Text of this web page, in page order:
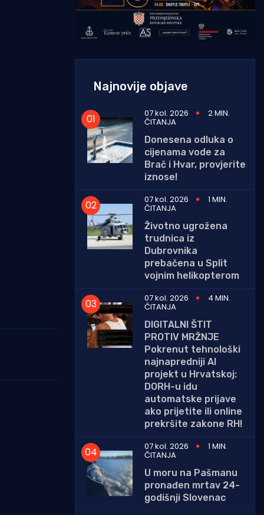
Najnovije objave
07 kol. 2026 2 MIN.
ČITANJA
Donesena odluka o
cijenama vode za
Brač i Hvar, provjerite
iznose!
07 kol. 2026
1 MIN.
ČITANJA
Životno ugrožena
trudnica iz
Dubrovnika
prebačena u Split
vojnim helikopterom
07 kol. 2026
4 MIN.
ČITANJA
DIGITALNI ŠTIT
PROTIV MRŽNJE
Pokrenut tehnološki
najnapredniji AI
projekt u Hrvatskoj:
DORH-u idu
automatske prijave
ako prijetite ili online
prekršite zakone RH!
07 kol. 2026
1 MIN.
ČITANJA
U moru na Pašmanu
pronađen mrtav 24-
godišnji Slovenac